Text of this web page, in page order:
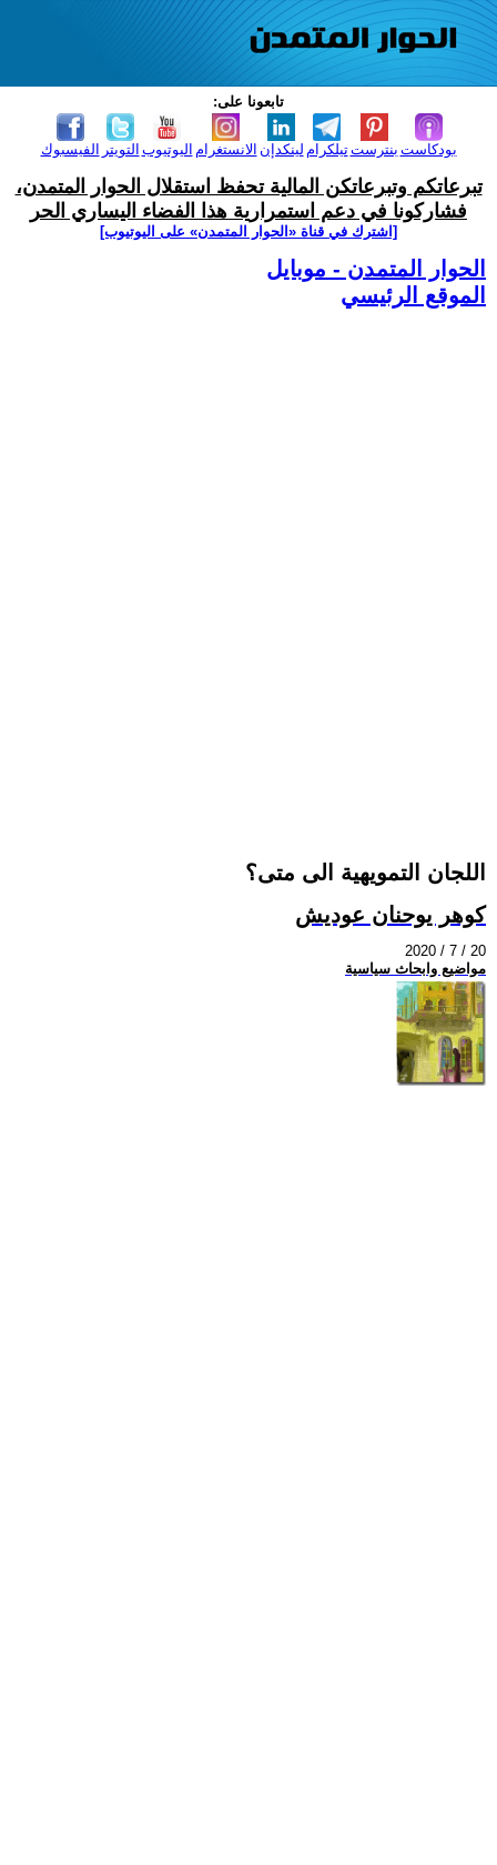
تابعونا على:
الفيسبوك التويتر اليوتيوب الانستغرام لينكدإن تيلكرامبنترست بودكاست
تبرعاتكم وتبرعاتكن المالية تحفظ استقلال الحوار المتمدن،
فشاركونا في دعم استمرارية هذا الفضاء اليساري الحر
[اشترك في قناة ‫«الحوار المتمدن» على اليوتيوب]
الحوار المتمدن - موبايل
الموقع الرئيسي
اللجان التمويهية الى متى؟
كوهر يوحنان عوديش
2020 / 7 / 20
مواضيع وابحاث سياسية